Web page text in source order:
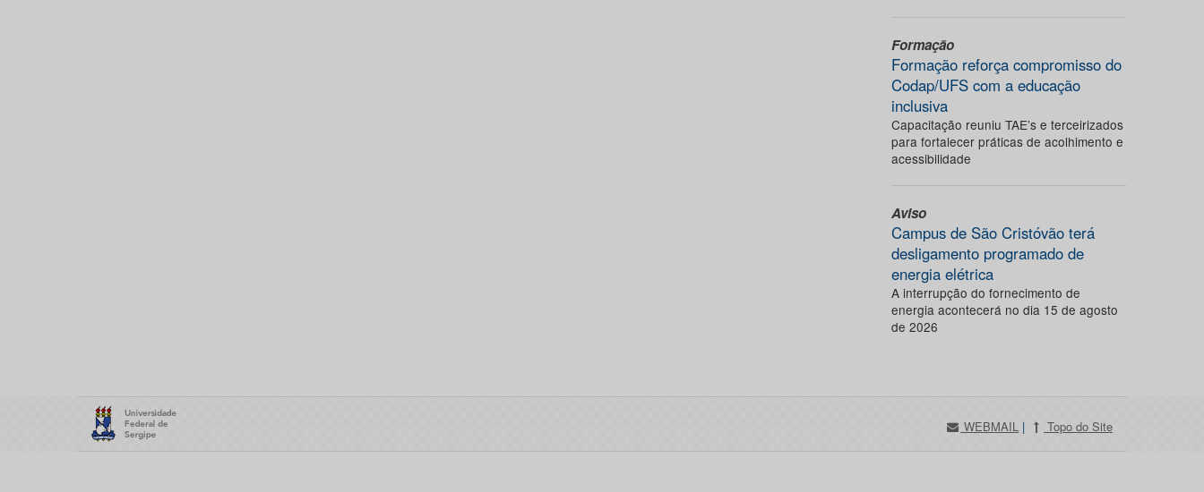
Formação
Formação reforça compromisso do
Codap/UFS com a educação
inclusiva
Capacitação reuniu TAE’s e terceirizados
para fortalecer práticas de acolhimento e
acessibilidade
Aviso
Campus de São Cristóvão terá
desligamento programado de
energia elétrica
A interrupção do fornecimento de
energia acontecerá no dia 15 de agosto
de 2026
WEBMAIL | Topo do Site